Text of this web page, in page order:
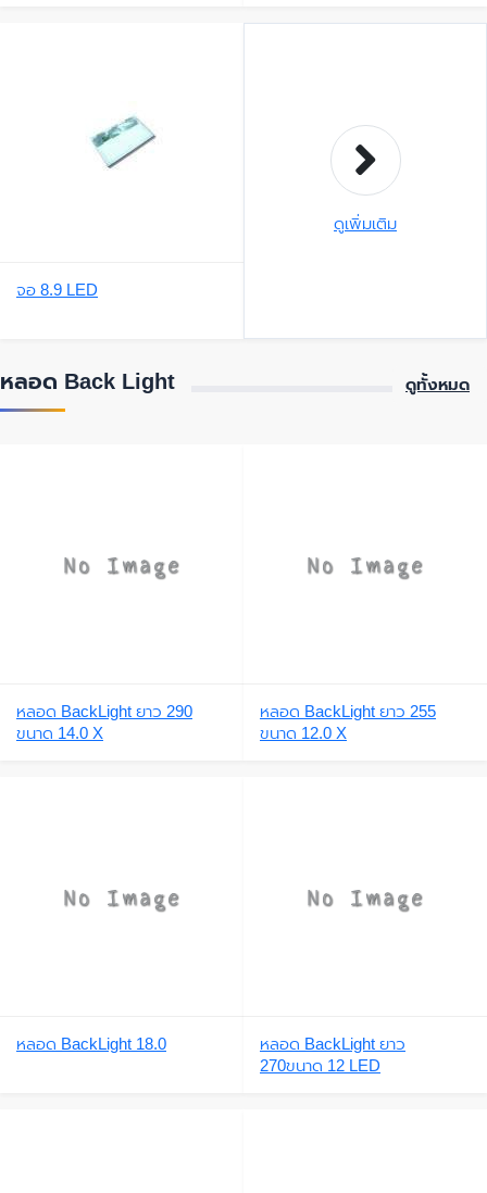
L41,N116BGE-
จอ 8.9 LED
ดูเพิ่มเติม
หลอด Back Light ดูทั้งหมด
หลอด BackLight ยาว 290
ขนาด 14.0 X
หลอด BackLight ยาว 255
ขนาด 12.0 X
หลอด BackLight 18.0
หลอด BackLight ยาว
270ขนาด 12 LED